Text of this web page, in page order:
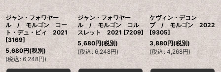
ジャン・フォワヤー
ル / モルゴン コー
ト・デュ・ピィ 2021
[3169]
5,680円(税別)
(税込: 6,248円)
ジャン・フォワヤー
ル / モルゴン コル
スレット 2021 [7209]
5,680円(税別)
(税込 : 6,248円)
ケヴィン・デコン
ブ / モルゴン 2022
[9305]
3,880円(税別)
(税込: 4,268円)